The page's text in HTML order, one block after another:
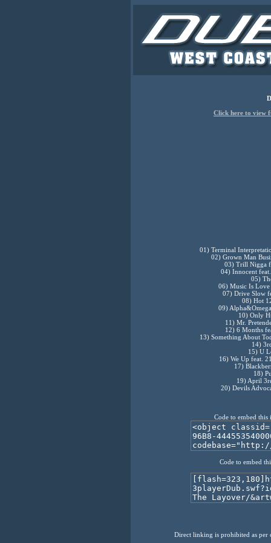
Click here to view
01) Terminal
02) Grown Man
03) Trill Nigga
04) Innocent
05)
06) Music Is
07) Drive Slow
08) Hot
09)
10) Only
11) Mr.
12) 6 Months
13) Something About
14)
15) U
16) We Up feat.
17)
18)
19) April
20) Devils
Code to embed this
Code to embed
Direct linking is prohibited as